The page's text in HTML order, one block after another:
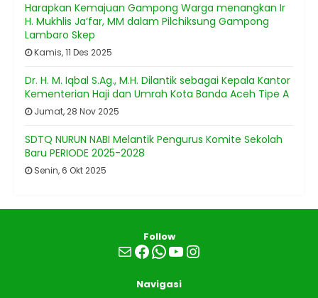
Harapkan Kemajuan Gampong Warga menangkan Ir
H. Mukhlis Ja’far, MM dalam Pilchiksung Gampong
Lambaro Skep
Kamis, 11 Des 2025
Dr. H. M. Iqbal S.Ag., M.H. Dilantik sebagai Kepala Kantor
Kementerian Haji dan Umrah Kota Banda Aceh Tipe A
Jumat, 28 Nov 2025
SDTQ NURUN NABI Melantik Pengurus Komite Sekolah
Baru PERIODE 2025-2028
Senin, 6 Okt 2025
Follow
MailFacebook
WhatsApp
YouTube
Instagram
Navigasi